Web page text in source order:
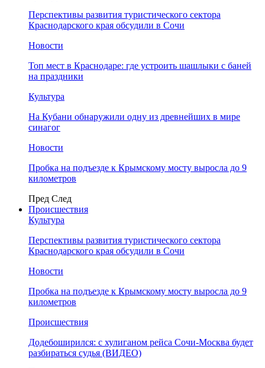
Перспективы развития туристического сектора
Краснодарского края обсудили в Сочи
Новости
Топ мест в Краснодаре: где устроить шашлыки с баней
на праздники
Культура
На Кубани обнаружили одну из древнейших в мире
синагог
Новости
Пробка на подъезде к Крымскому мосту выросла до 9
километров
Пред След
Происшествия
Культура
Перспективы развития туристического сектора
Краснодарского края обсудили в Сочи
Новости
Пробка на подъезде к Крымскому мосту выросла до 9
километров
Происшествия
Додебоширился: с хулиганом рейса Сочи-Москва будет
разбираться судья (ВИДЕО)